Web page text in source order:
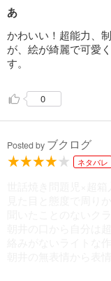
あ
かわいい！超能力、
が、絵が綺麗で可愛
す。
0
Posted by ブクログ
ネタバレ